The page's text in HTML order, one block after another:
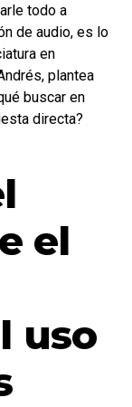
todo a
de audio, es lo
en
plantea
buscar en
directa?
el
uso